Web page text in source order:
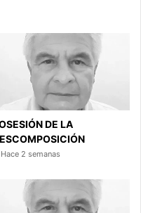
DE LA
Hace 2 semanas